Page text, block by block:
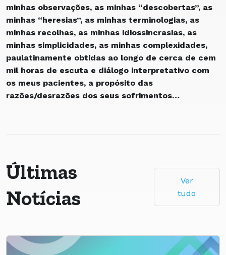
minhas observações, as minhas “descobertas”, as
minhas “heresias”, as minhas terminologias, as
minhas recolhas, as minhas idiossincrasias, as
minhas simplicidades, as minhas complexidades,
paulatinamente obtidas ao longo de cerca de cem
mil horas de escuta e diálogo interpretativo com
os meus pacientes, a propósito das
razões/desrazões dos seus sofrimentos…
Últimas
Notícias
Ver
tudo